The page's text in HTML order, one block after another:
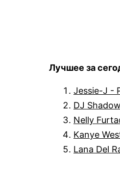
Лучшее за
Jessie-J -
DJ
Nelly
Kanye
Lana Del